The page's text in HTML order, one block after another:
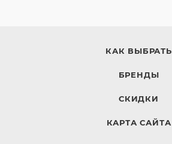
КАК ВЫБРАТЬ
БРЕНДЫ
СКИДКИ
КАРТА САЙТА